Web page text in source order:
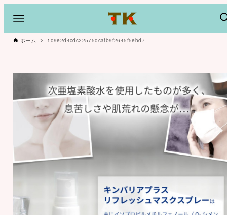
ホーム 1d9e2d4cdc22575dcafb9f2645f5ebd7